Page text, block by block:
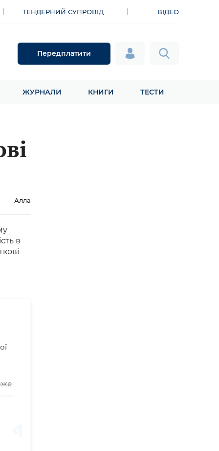
ТЕНДЕРНИЙ СУПРОВІД ВІДЕО
Передплатити
ЖУРНАЛИ КНИГИ ТЕСТИ
Алла
в